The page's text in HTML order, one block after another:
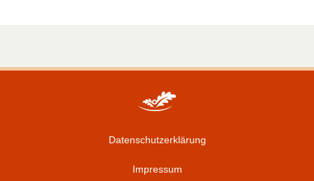
Datenschutzerklärung
Impressum